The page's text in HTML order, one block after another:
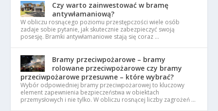
Czy warto zainwestować w bramę
antywłamaniową?
W obliczu rosnącego poziomu przestępczości wiele osób
zadaje sobie pytanie, jak skutecznie zabezpieczyć swoją
posesję. Bramki antywłamaniowe stają się coraz …
Bramy przeciwpożarowe – bramy
rolowane przeciwpożarowe czy bramy
przeciwpożarowe przesuwne – które wybrać?
Wybór odpowiedniej bramy przeciwpożarowej to kluczowy
element zapewnienia bezpieczeństwa w obiektach
przemysłowych i nie tylko. W obliczu rosnącej liczby zagrożeń …